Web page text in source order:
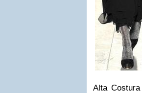
Alta Costura